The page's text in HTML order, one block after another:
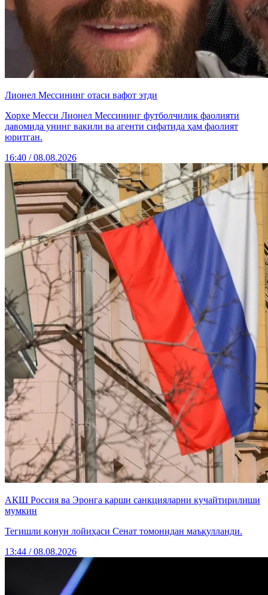
Лионел Мессининг отаси вафот этди
Хорхе Месси Лионел Мессининг футболчилик фаолияти
давомида унинг вакили ва агенти сифатида ҳам фаолият
юритган.
16:40 / 08.08.2026
АҚШ Россия ва Эронга қарши санкцияларни кучайтирилиши
мумкин
Тегишли қонун лойиҳаси Сенат томонидан маъқулланди.
13:44 / 08.08.2026